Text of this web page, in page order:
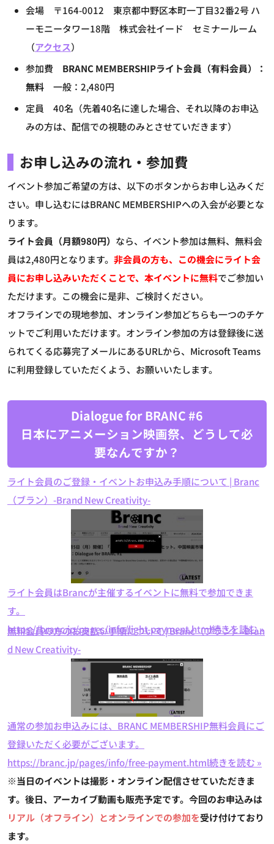
会場 〒164-0012 東京都中野区本町一丁目32番2号 ハ
ーモニータワー18階 株式会社イード セミナールーム
（アクセス）
参加費 BRANC MEMBERSHIPライト会員（有料会員）：
無料 一般：2,480円
定員 40名（先着40名に達した場合、それ以降のお申込
みの方は、配信での視聴のみとさせていだきます）
お申し込みの流れ・参加費
イベント参加ご希望の方は、以下のボタンからお申し込みくだ
さい。申し込むにはBRANC MEMBERSHIPへの入会が必要とな
ります。
ライト会員（月額980円） なら、イベント参加は無料、無料会
員は2,480円となります。 非会員の方も、この機会にライト会
員にお申し込みいただくことで、本イベントに無料でご参加い
ただけます。この機会に是非、ご検討ください。
オフラインでの現地参加、オンライン参加どちらも一つのチケ
ットでご利用いただけます。オンライン参加の方は登録後に送
られてくる応募完了メールにあるURLから、Microsoft Teams
に利用登録していただくよう、お願いいたします。
Dialogue for BRANC #6
日本にアニメーション映画祭、どうして必
要なんですか？
ライト会員のご登録・イベントお申込み手順について | Branc
（ブラン）-Brand New Creativity-
ライト会員はBrancが主催するイベントに無料で参加できま
す。
https://branc.jp/pages/info/light-payment.html続きを読む »
無料会員の方のお支払い手順について | Branc（ブラン）-Bran
d New Creativity-
通常の参加お申込みには、BRANC MEMBERSHIP無料会員にご
登録いただく必要がございます。
https://branc.jp/pages/info/free-payment.html続きを読む »
※当日のイベントは撮影・オンライン配信させていただきま
す。後日、アーカイブ動画も販売予定です。今回のお申込みは
リアル（オフライン）とオンラインでの参加を受け付けており
ます。